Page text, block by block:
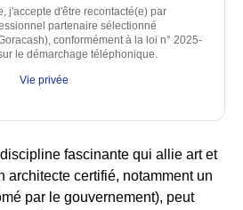
j'accepte d'être recontacté(e) par
partenaire sélectionné
conformément à la loi n° 2025-
le démarchage téléphonique.
Vie privée
discipline fascinante qui allie art et
architecte certifié, notamment un
par le gouvernement), peut